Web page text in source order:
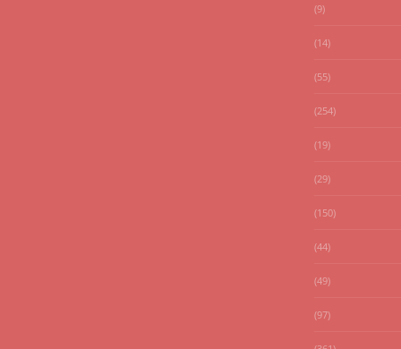
(9)
(14)
(55)
(254)
(19)
(29)
(150)
(44)
(49)
(97)